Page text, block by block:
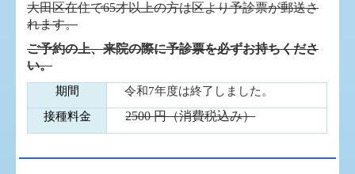
大田区在住で65才以上の方は区より予診票が郵送さ
れます。
ご予約の上、来院の際に予診票を必ずお持ちくださ
い。
期間 令和7年度は終了しました。
接種料金
2500円（消費税込み）